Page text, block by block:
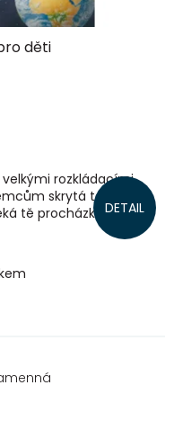
děti
DETAIL
rozkládacími
skrytá tajemství
tě procházka po naší